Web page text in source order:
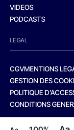
VIDEOS
PODCASTS
LEGAL
CGVMENTIONS
GESTION DES
POLITIQUE
CONDITIONS